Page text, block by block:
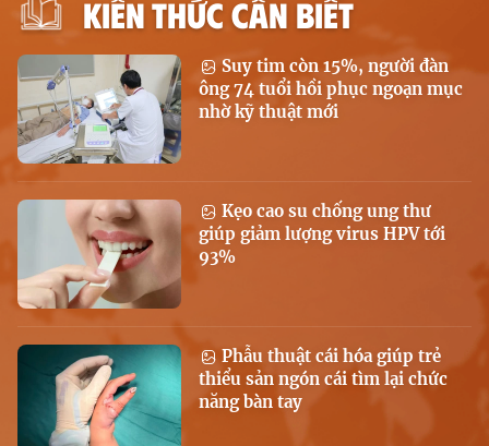
KIẾN THỨC CẦN BIẾT
Suy tim còn 15%, người đàn
ông 74 tuổi hồi phục ngoạn mục
nhờ kỹ thuật mới
Kẹo cao su chống ung thư
giúp giảm lượng virus HPV tới
93%
Phẫu thuật cái hóa giúp trẻ
thiểu sản ngón cái tìm lại chức
năng bàn tay